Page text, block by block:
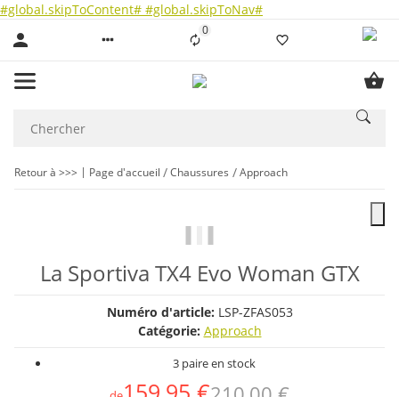
#global.skipToContent# #global.skipToNav#
0Liste ist leer
Retour à >>> Page d'accueil Chaussures Approach
La Sportiva TX4 Evo Woman GTX
Numéro d'article: LSP-ZFAS053
Catégorie: Approach
3 paire en stock